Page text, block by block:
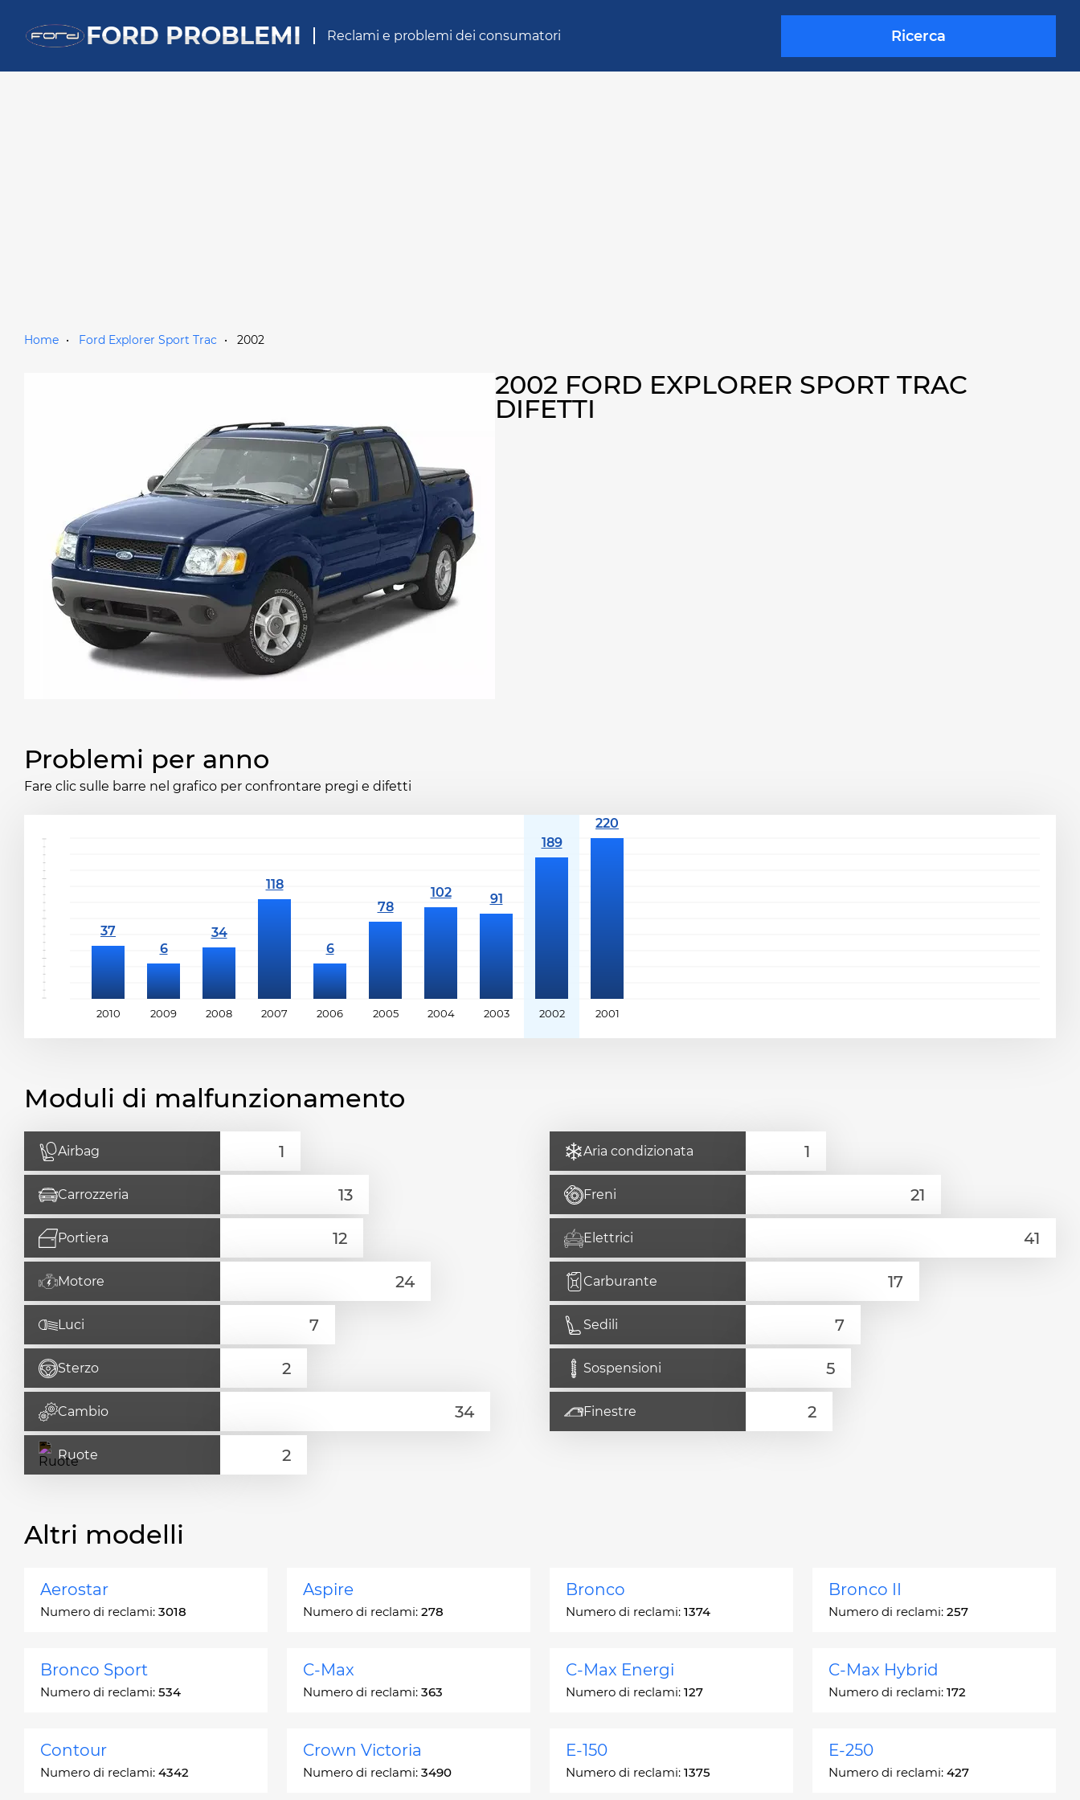
FORD PROBLEMI Reclami e problemi dei consumatori Ricerca
Home Ford Explorer Sport Trac 2002
2002 FORD EXPLORER SPORT TRAC
DIFETTI
Problemi per anno
Fare clic sulle barre nel grafico per confrontare pregi e difetti
2010 2009 2008 2007 2006 2005 2004 2003 2002 2001
Moduli di malfunzionamento
Airbag Aria condizionata
Carrozzeria Freni
Portiera Elettrici
Motore Carburante
Luci Sedili
Sterzo Sospensioni
Cambio Finestre
Ruote
Altri modelli
Aerostar
Numero di reclami: 3018
Aspire
Numero di reclami: 278
Bronco
Numero di reclami: 1374
Bronco II
Numero di reclami: 257
Bronco Sport
Numero di reclami: 534
C-Max
Numero di reclami: 363
C-Max Energi
Numero di reclami: 127
C-Max Hybrid
Numero di reclami: 172
Contour
Numero di reclami: 4342
Crown Victoria
Numero di reclami: 3490
E-150
Numero di reclami: 1375
E-250
Numero di reclami: 427